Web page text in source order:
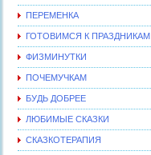
ПЕРЕМЕНКА
ГОТОВИМСЯ К ПРАЗДНИКАМ
ФИЗМИНУТКИ
ПОЧЕМУЧКАМ
БУДЬ ДОБРЕЕ
ЛЮБИМЫЕ СКАЗКИ
СКАЗКОТЕРАПИЯ